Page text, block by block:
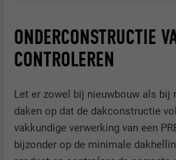
ONDERCONSTRUCTIE
CONTROLEREN
Let er zowel bij nieuwbouw als bij
daken op dat de dakconstructie
vakkundige verwerking van een
bijzonder op de minimale